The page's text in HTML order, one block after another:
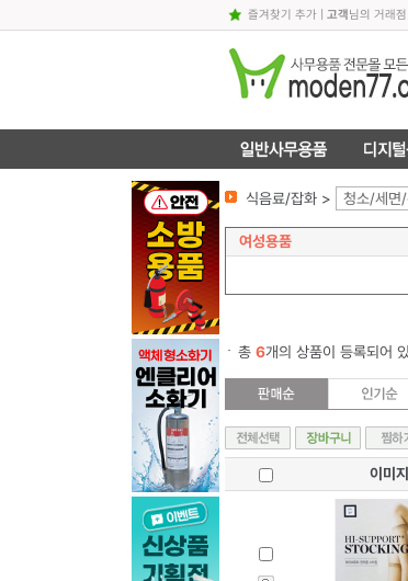
즐겨찾기 추가| 고객님의 거래
식음료/잡화 > 청소/세면
여성용품
총 6개의 상품이 등록되어
이미지